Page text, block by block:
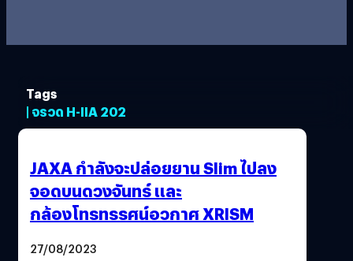
Tags
| จรวด H-IIA 202
JAXA กำลังจะปล่อยยาน Slim ไปลง
จอดบนดวงจันทร์ และ
กล้องโทรทรรศน์อวกาศ XRISM
27/08/2023